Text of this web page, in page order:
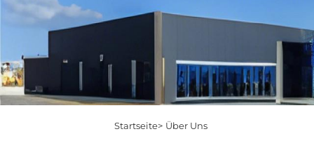
Startseite> Über Uns